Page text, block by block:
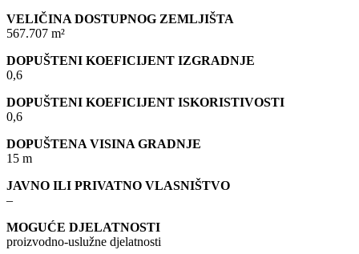
VELIČINA DOSTUPNOG ZEMLJIŠTA
567.707 m²
DOPUŠTENI KOEFICIJENT IZGRADNJE
0,6
DOPUŠTENI KOEFICIJENT ISKORISTIVOSTI
0,6
DOPUŠTENA VISINA GRADNJE
15 m
JAVNO ILI PRIVATNO VLASNIŠTVO
–
MOGUĆE DJELATNOSTI
proizvodno-uslužne djelatnosti